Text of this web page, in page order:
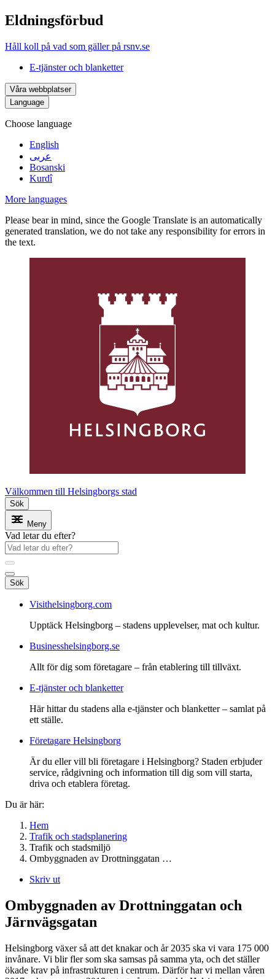
Eldningsförbud
Håll koll på vad som gäller på rsnv.se
E-tjänster och blanketter
Våra webbplatser
Language
Choose language
English
عربى
Bosanski
Kurdî
More languages
Please bear in mind, since the Google Translate is an automatically
generated translation, we do not take any responsibility for errors in
the text.
Välkommen till Helsingborgs stad
Sök
Meny
Vad letar du efter?
Sök
Visithelsingborg.com
Upptäck Helsingborg – stadens upplevelser, mat och kultur.
Businesshelsingborg.se
Allt för dig som företagare – från etablering till tillväxt.
E-tjänster och blanketter
Här hittar du stadens alla e-tjänster och blanketter – samlat på
ett ställe.
Företagare Helsingborg
Är du eller vill bli företagare i Helsingborg? Staden erbjuder
service, rådgivning och information till dig som vill starta,
driva och etablera företag.
Du är här:
Hem
Trafik och stadsplanering
Trafik och stadsmiljö
Ombyggnaden av Drottninggatan …
Skriv ut
Ombyggnaden av Drottninggatan och
Järnvägsgatan
Helsingborg växer så att det knakar och år 2035 ska vi vara 175 000
invånare. Vi blir fler som ska samsas på samma yta, och det ställer
ökade krav på infrastrukturen i centrum. Därför har vi mellan våren